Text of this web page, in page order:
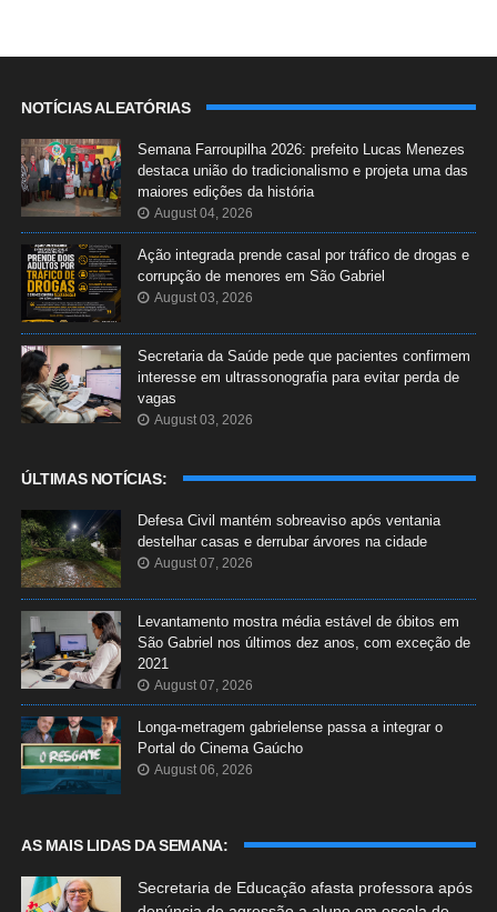
NOTÍCIAS ALEATÓRIAS
Semana Farroupilha 2026: prefeito Lucas Menezes
destaca união do tradicionalismo e projeta uma das
maiores edições da história
August 04, 2026
Ação integrada prende casal por tráfico de drogas e
corrupção de menores em São Gabriel
August 03, 2026
Secretaria da Saúde pede que pacientes confirmem
interesse em ultrassonografia para evitar perda de
vagas
August 03, 2026
ÚLTIMAS NOTÍCIAS:
Defesa Civil mantém sobreaviso após ventania
destelhar casas e derrubar árvores na cidade
August 07, 2026
Levantamento mostra média estável de óbitos em
São Gabriel nos últimos dez anos, com exceção de
2021
August 07, 2026
Longa-metragem gabrielense passa a integrar o
Portal do Cinema Gaúcho
August 06, 2026
AS MAIS LIDAS DA SEMANA:
Secretaria de Educação afasta professora após